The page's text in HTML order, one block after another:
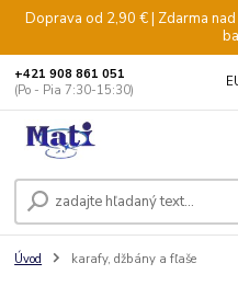
Doprava od 2,90 € | Zdarma
+421 908 861 051
(Po - Pia 7:30-15:30)
Úvod karafy, džbány a fľaše